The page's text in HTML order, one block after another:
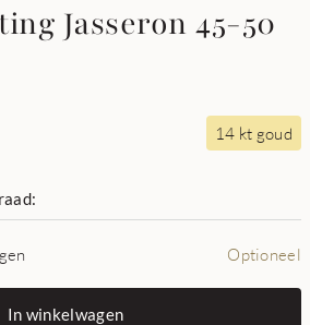
Jasseron 45-50
14 kt goud
Optioneel
In winkelwagen